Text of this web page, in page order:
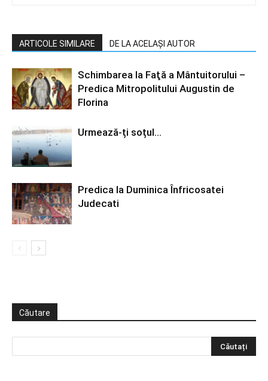
ARTICOLE SIMILARE DE LA ACELAȘI AUTOR
Schimbarea la Faţă a Mântuitorului –
Predica Mitropolitului Augustin de
Florina
Urmează-ți soțul…
Predica la Duminica Înfricosatei
Judecati
Căutare